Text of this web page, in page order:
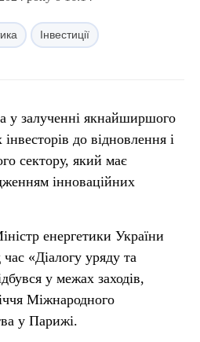
Інвестиції
у залученні якнайширшого
до відновлення і
сектору, який має
інноваційних
енергетики України
«Діалогу уряду та
у межах заходів,
Міжнародного
у Парижі.